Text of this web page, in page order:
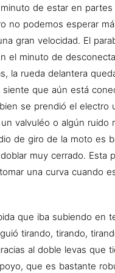
de estar en
no podemos esperar
gran velocidad. El
el minuto de
la rueda delantera
que aún está
se prendió el
valvuléo o algún ruido
de giro de la moto es
muy cerrado. Esta
una curva cuando
que iba subiendo en
tirando, tirando,
al doble levas que
que es bastante